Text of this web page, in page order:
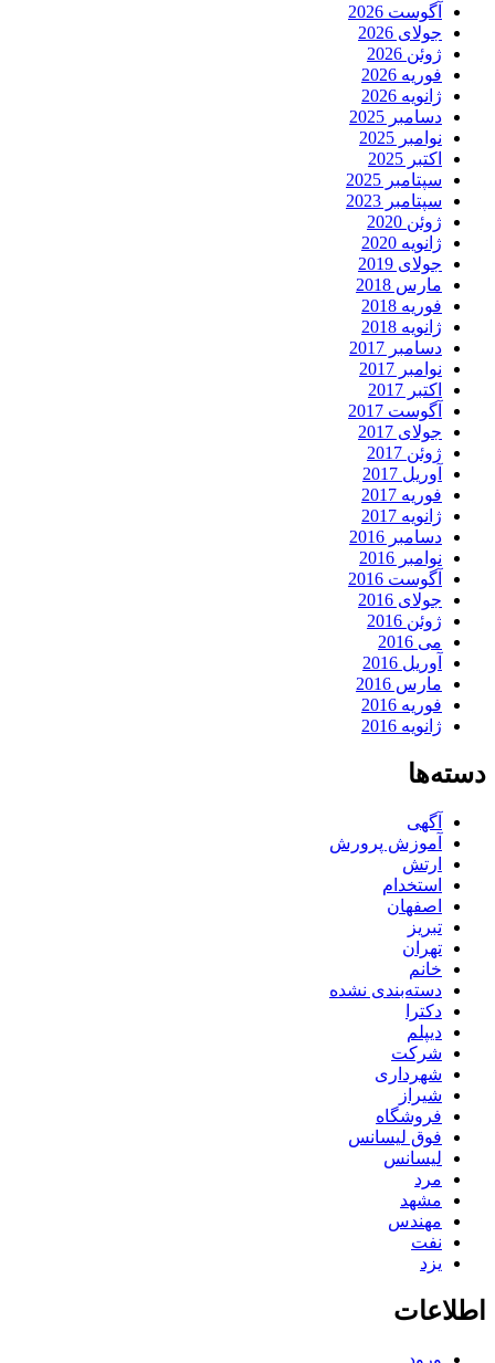
آگوست 2026
جولای 2026
ژوئن 2026
فوریه 2026
ژانویه 2026
دسامبر 2025
نوامبر 2025
اکتبر 2025
سپتامبر 2025
سپتامبر 2023
ژوئن 2020
ژانویه 2020
جولای 2019
مارس 2018
فوریه 2018
ژانویه 2018
دسامبر 2017
نوامبر 2017
اکتبر 2017
آگوست 2017
جولای 2017
ژوئن 2017
آوریل 2017
فوریه 2017
ژانویه 2017
دسامبر 2016
نوامبر 2016
آگوست 2016
جولای 2016
ژوئن 2016
می 2016
آوریل 2016
مارس 2016
فوریه 2016
ژانویه 2016
دسته‌ها
آگهی
آموزش پرورش
ارتش
استخدام
اصفهان
تبریز
تهران
خانم
دسته‌بندی نشده
دکترا
دیپلم
شرکت
شهرداری
شیراز
فروشگاه
فوق لیسانس
لیسانس
مرد
مشهد
مهندس
نفت
یزد
اطلاعات
ورود